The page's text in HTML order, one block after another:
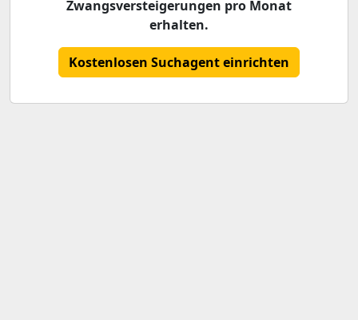
Zwangsversteigerungen pro Monat
erhalten.
Kostenlosen Suchagent einrichten